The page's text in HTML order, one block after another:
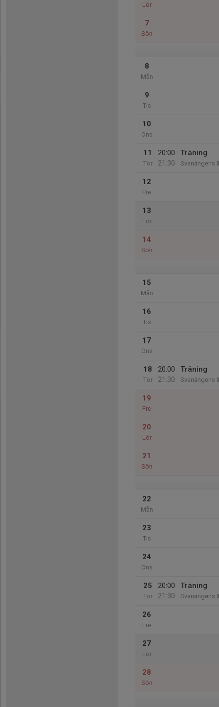
Lör
7
Sön
8
Mån
9
Tis
10
Ons
11
Tor
20:00
21:30
Träning
Svanängens
12
Fre
13
Lör
14
Sön
15
Mån
16
Tis
17
Ons
18
Tor
20:00
21:30
Träning
Svanängens
19
Fre
20
Lör
21
Sön
22
Mån
23
Tis
24
Ons
25
Tor
20:00
21:30
Träning
Svanängens
26
Fre
27
Lör
28
Sön